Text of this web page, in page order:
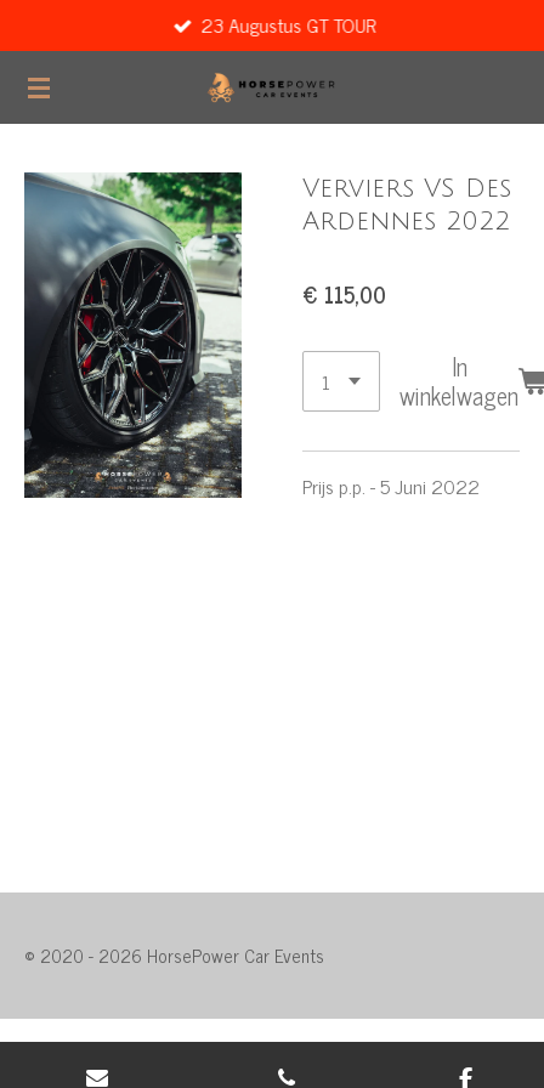
direct
naar
23 Augustus GT TOUR
Verviers VS Des
Ardennes 2022
€ 115,00
In
winkelwagen
Prijs p.p. - 5 Juni 2022
© 2020 - 2026 HorsePower Car Events